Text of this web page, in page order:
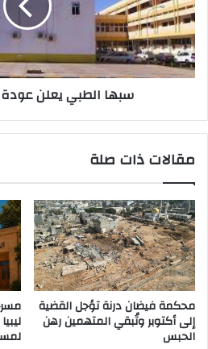
سبها الطبي يعلن عودة
مقالات ذات صلة
محكمة فيضان درنة تؤجل القضية
إلى أكتوبر وتُبقي المتهمين رهن
الحبس